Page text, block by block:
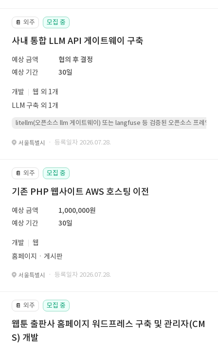
📔 외주 모집 중
사내 통합 LLM API 게이트웨이 구축
예상 금액
협의 후 결정
예상 기간
30일
개발
웹 외 1개
LLM 구축 외 1개
litellm(오픈소스 llm 게이트웨이) 또는 langfuse 등 검증된 오픈소스 프레임워
서울특별시 · 등록일자 2026.07.28.
📔 외주 모집 중
기존 PHP 웹사이트 AWS 호스팅 이전
예상 금액
1,000,000원
예상 기간
30일
개발
웹
홈페이지ㆍ게시판
서울특별시 · 등록일자 2026.07.28.
📔 외주 모집 중
웹툰 출판사 홈페이지 워드프레스 구축 및 관리자(CM
S) 개발